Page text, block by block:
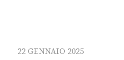
22 GENNAIO 2025